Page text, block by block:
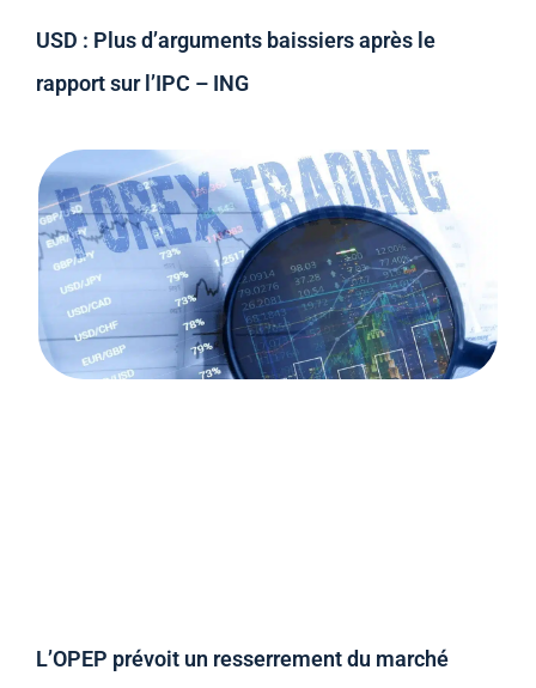
USD : Plus d’arguments baissiers après le
rapport sur l’IPC – ING
L’OPEP prévoit un resserrement du marché